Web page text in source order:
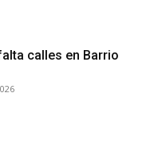
calles en Barrio